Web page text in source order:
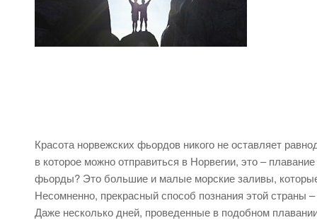
Красота норвежских фьордов никого не оставляет
в которое можно отправиться в Норвегии, это –
фьорды? Это большие и малые морские заливы,
Несомненно, прекрасный способ познания этой
Даже несколько дней, проведенные в подобном